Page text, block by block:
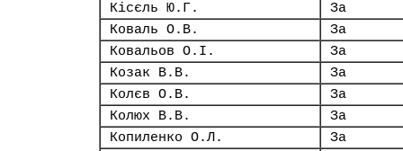
Кісєль Ю.Г.
За
Коваль О.В.
За
Ковальов О.І.
За
Козак В.В.
За
Колєв О.В.
За
Колюх В.В.
За
Копиленко О.Л.
За